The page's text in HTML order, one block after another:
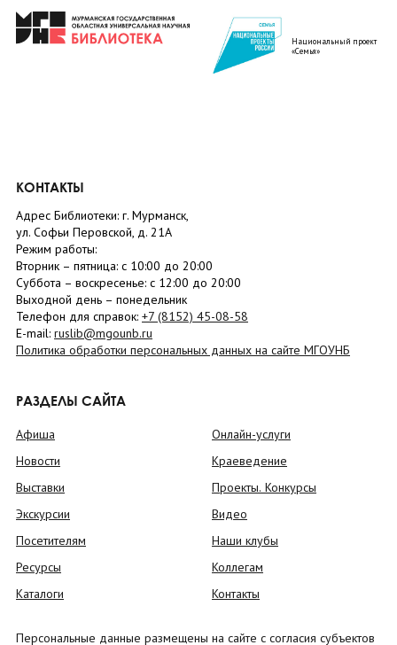
Национальный проект
«Семья»
КОНТАКТЫ
Адрес Библиотеки: г. Мурманск,
ул. Софьи Перовской, д. 21А
Режим работы:
Вторник – пятница: с 10:00 до 20:00
Суббота – воскресенье: c 12:00 до 20:00
Выходной день – понедельник
Телефон для справок: +7 (8152) 45-08-58
E-mail: ruslib@mgounb.ru
Политика обработки персональных данных на сайте МГОУНБ
РАЗДЕЛЫ САЙТА
Афиша
Новости
Выставки
Экскурсии
Посетителям
Ресурсы
Каталоги
Онлайн-услуги
Краеведение
Проекты. Конкурсы
Видео
Наши клубы
Коллегам
Контакты
Персональные данные размещены на сайте с согласия субъектов